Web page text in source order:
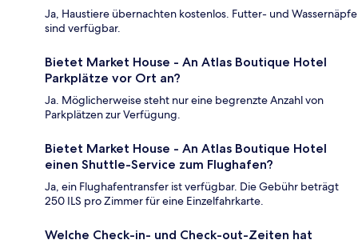
Ja, Haustiere übernachten kostenlos. Futter- und Wassernäpfe
sind verfügbar.
Bietet Market House - An Atlas Boutique Hotel
Parkplätze vor Ort an?
Ja. Möglicherweise steht nur eine begrenzte Anzahl von
Parkplätzen zur Verfügung.
Bietet Market House - An Atlas Boutique Hotel
einen Shuttle-Service zum Flughafen?
Ja, ein Flughafentransfer ist verfügbar. Die Gebühr beträgt
250 ILS pro Zimmer für eine Einzelfahrkarte.
Welche Check-in- und Check-out-Zeiten hat